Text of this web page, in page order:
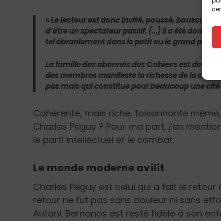
«Le lecteur est donc invité, poussé, bousculé :
d’être un spectateur passif. (…) il a été donné à
tel ébranlement dans le petit ou le grand
La famille des abonnés desCahiersest
des membres manifeste la richesse de la
pas mais qui constitue pour beaucoup une
Cohérente, mais riche, foisonnante
Charles Péguy ? Pour ma part, j’en
le parti intellectuel et le combat.
Le monde moderne avilit
Charles Péguy est celui qui a fait le
retour ne fut pas sans douleur ni sans
Autant Bernanos est resté fidèle à son